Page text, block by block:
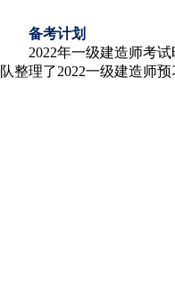
备考计划
2022年一级建造师考
队整理了2022一级建造师